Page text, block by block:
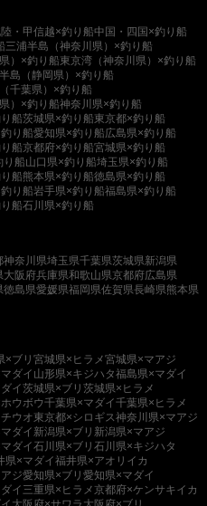
・甲信越×釣り船中国・四国×釣り船
三浦半島（神奈川県）×釣り船
）×釣り船東京湾（神奈川県）×釣り船
島（静岡県）×釣り船
千葉県）×釣り船
）×釣り船神奈川県×釣り船
船茨城県×釣り船東京都×釣り船
り船愛知県×釣り船広島県×釣り船
船京都府×釣り船宮城県×釣り船
り船山口県×釣り船埼玉県×釣り船
船熊本県×釣り船徳島県×釣り船
り船岩手県×釣り船福島県×釣り船
船石川県×釣り船
神奈川県埼玉県千葉県茨城県新潟県
大阪府兵庫県和歌山県京都府広島県
徳島県愛媛県福岡県佐賀県長崎県熊本県
×ブリ 宮城県×ヒラメ宮城県×マアジ
ダイ 山形県×キジハタ福島県×マダイ
イ茨城県×ブリ 茨城県×ヒラメ
ウボウ千葉県×マダイ千葉県×ヒラメ
ウオ東京都×シロギス神奈川県×マアジ
ダイ 新潟県×ブリ 新潟県×マアジ
ダイ石川県×ブリ 石川県×キジハタ
県×マダイ福井県×アオリイカ
ジ愛知県×ブリ 愛知県×マダイ
イ 三重県×ヒラメ京都府×ケンサキイカ